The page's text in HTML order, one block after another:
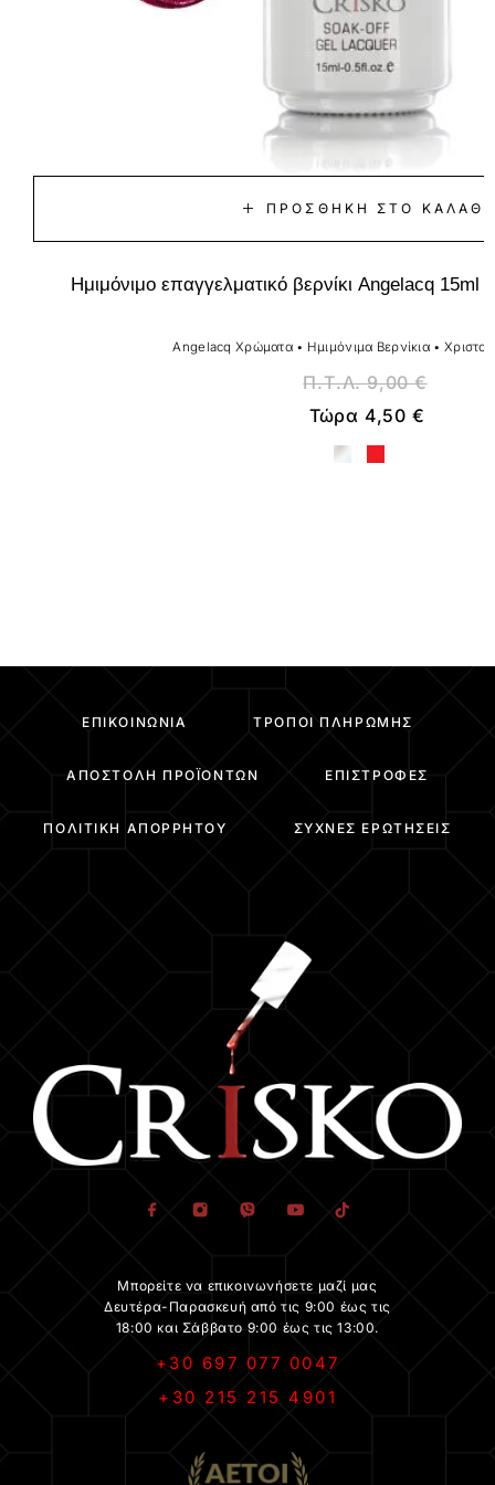
ΠΡΟΣΘΉΚΗ ΣΤΟ ΚΑΛΆΘΙ
Ημιμόνιμο επαγγελματικό βερνίκι Angelacq
Angelacq Χρώματα • Ημιμόνιμα Βερνίκια •
Π.Τ.Λ.9,00€
Τώρα 4,50 €
ΕΠΙΚΟΙΝΩΝΊΑ ΤΡΌΠΟΙ ΠΛΗΡΩΜΉΣ
ΑΠΟΣΤΟΛΉ ΠΡΟΪΌΝΤΩΝ ΕΠΙΣΤΡΟΦΈΣ
ΠΟΛΙΤΙΚΉ ΑΠΟΡΡΉΤΟΥ ΣΥΧΝΈΣ ΕΡΩΤΉΣΕΙΣ
Μπορείτε να επικοινωνήσετε μαζί μας
Δευτέρα-Παρασκευή από τις 9:00 έως τις
18:00 και Σάββατο 9:00 έως τις 13:00.
+30 697 077 0047
+30 215 215 4901